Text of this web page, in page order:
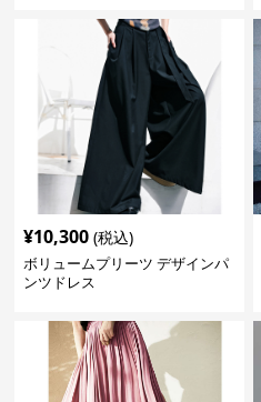
¥10,300 (税込)
ボリュームプリーツ デザインパ
ンツドレス